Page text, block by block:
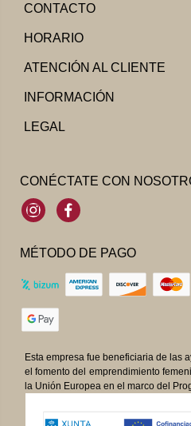
CONTACTO
HORARIO
ATENCIÓN AL CLIENTE
INFORMACIÓN
LEGAL
CONÉCTATE CON
InstagramFacebook
MÉTODO DE PAGO
Esta empresa fue beneficiaria de las
el fomento del emprendimiento
la Unión Europea en el marco del